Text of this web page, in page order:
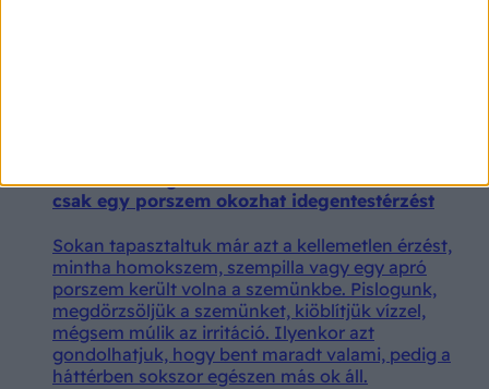
csak egy porszem okozhat idegentestérzést
Sokan tapasztaltuk már azt a kellemetlen érzést,
mintha homokszem, szempilla vagy egy apró
porszem került volna a szemünkbe. Pislogunk,
megdörzsöljük a szemünket, kiöblítjük vízzel,
mégsem múlik az irritáció. Ilyenkor azt
gondolhatjuk, hogy bent maradt valami, pedig a
háttérben sokszor egészen más ok áll.